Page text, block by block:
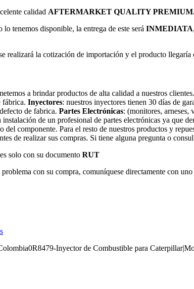
calidad AFTERMARKET QUALITY
tenemos disponible, la entrega de este será INMEDIATA
realizará la cotización de importación y el producto llegaría
a brindar productos de alta calidad a nuestros
fábrica. Inyectores: nuestros inyectores tienen 30 días de
de fabrica. Partes Electrónicas: (monitores, arneses,
instalación de un profesional de partes electrónicas ya que
del componente. Para el resto de nuestros productos y
de realizar sus compras. Si tiene alguna pregunta o
solo con su documento RUT
con su compra, comuníquese directamente con
Inyector de Combustible para